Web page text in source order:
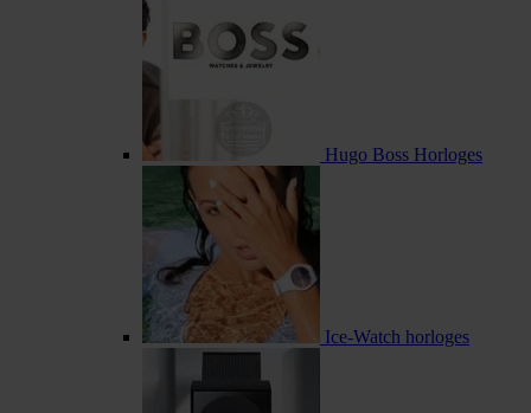
Hugo Boss Horloges
Ice-Watch horloges